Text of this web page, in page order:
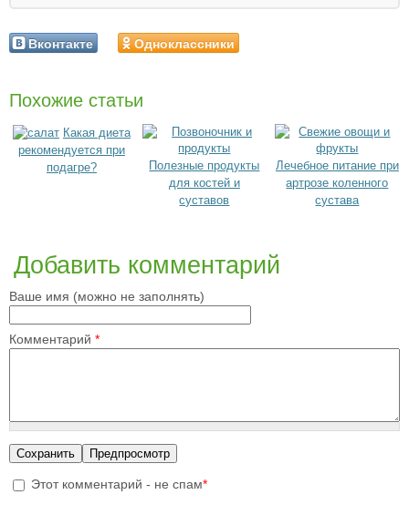
Вконтакте Одноклассники
Похожие статьи
Какая диета
рекомендуется при
подагре?
Полезные продукты
для костей и
суставов
Лечебное питание при
артрозе коленного
сустава
Добавить комментарий
Ваше имя (можно не заполнять)
Комментарий *
Этот комментарий - не спам*